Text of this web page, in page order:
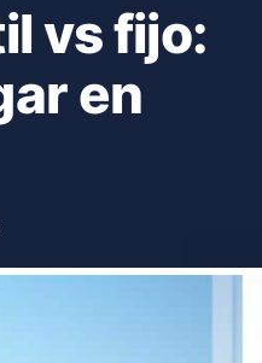
vs fijo:
en